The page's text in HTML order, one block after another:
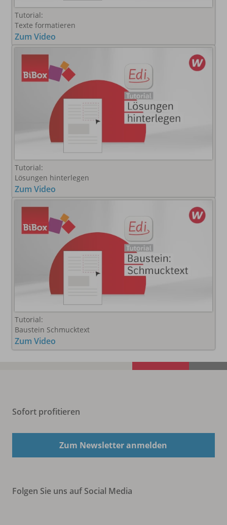
Tutorial:
Texte formatieren
Zum Video
Tutorial:
Lösungen hinterlegen
Zum Video
Tutorial:
Baustein Schmucktext
Zum Video
Sofort profitieren
Zum Newsletter anmelden
Folgen Sie uns auf Social Media